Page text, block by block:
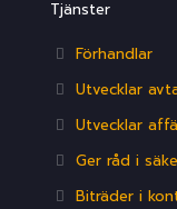
Tjänster
Förhandlar
Utvecklar
Utvecklar
Ger råd i
Biträder i